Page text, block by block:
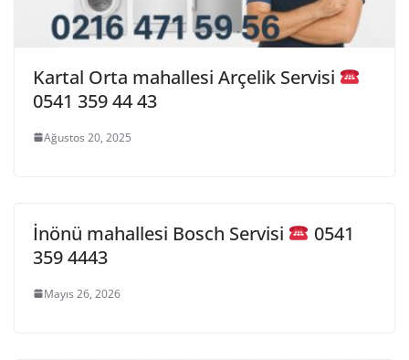
Kartal Orta mahallesi Arçelik Servisi
0541 359 44 43
Ağustos 20, 2025
İnönü mahallesi Bosch Servisi
0541
359 4443
Mayıs 26, 2026